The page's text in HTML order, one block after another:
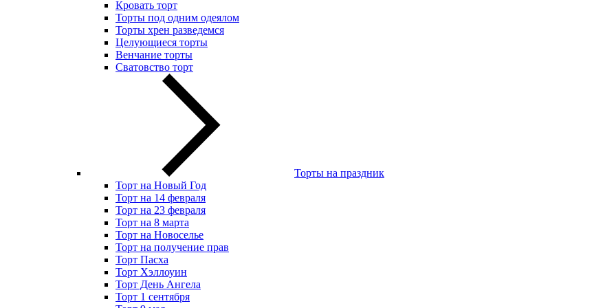
Кровать торт
Торты под одним одеялом
Торты хрен разведемся
Целующиеся торты
Венчание торты
Сватовство торт
Торты на праздник
Торт на Новый Год
Торт на 14 февраля
Торт на 23 февраля
Торт на 8 марта
Торт на Новоселье
Торт на получение прав
Торт Пасха
Торт Хэллоуин
Торт День Ангела
Торт 1 сентября